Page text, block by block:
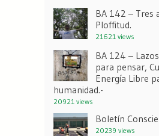
BA 142 – Tres
Ploffitud.
21621 views
BA 124 –
para pensar,
Energía Libre
humanidad.-
20921 views
Boletín
20239 views